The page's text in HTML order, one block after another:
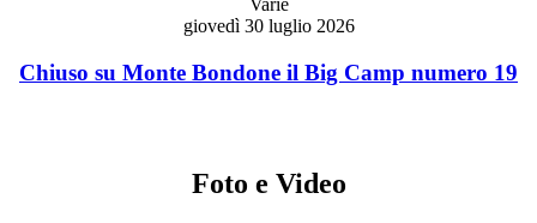
Varie
giovedì 30 luglio 2026
Chiuso su Monte Bondone il Big Camp numero 19
Foto e Video